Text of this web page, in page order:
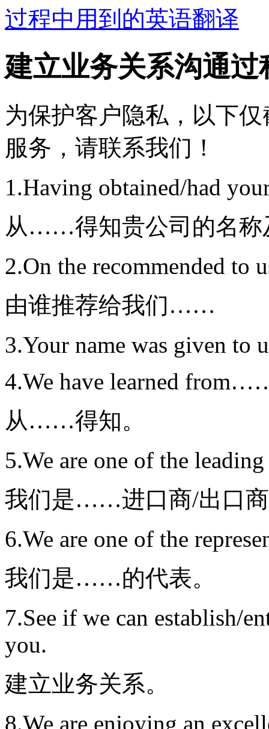
过程中用到的英语翻译
建立业务关系沟通
为保护客户隐私，以下
服务，请联系我们！
1.Having obtained/had
从……得知贵公司的名称
2.On the recommended
由谁推荐给我们……
3.Your name was given
4.We have learned
从……得知。
5.We are one of the
我们是……进口商/出口
6.We are one of the
我们是……的代表。
7.See if we can establish/
you.
建立业务关系。
8.We are enjoying an